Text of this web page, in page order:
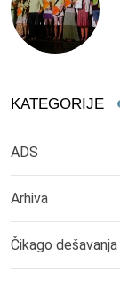
KATEGORIJE
ADS
Arhiva
Čikago dešavanja